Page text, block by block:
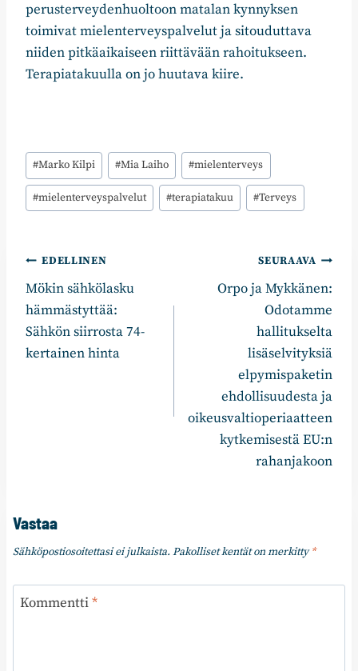
perusterveydenhuoltoon matalan kynnyksen
toimivat mielenterveyspalvelut ja sitouduttava
niiden pitkäaikaiseen riittävään rahoitukseen.
Terapiatakuulla on jo huutava kiire.
Avainsanat:
#Marko Kilpi #Mia Laiho #mielenterveys
#mielenterveyspalvelut #terapiatakuu #Terveys
Artikkelien
selaus
EDELLINEN
Mökin sähkölasku
hämmästyttää:
Sähkön siirrosta 74-
kertainen hinta
SEURAAVA
Orpo ja Mykkänen:
Odotamme
hallitukselta
lisäselvityksiä
elpymispaketin
ehdollisuudesta ja
oikeusvaltioperiaatteen
kytkemisestä EU:n
rahanjakoon
Vastaa
Sähköpostiosoitettasi ei julkaista. Pakolliset kentät on merkitty*
Kommentti*